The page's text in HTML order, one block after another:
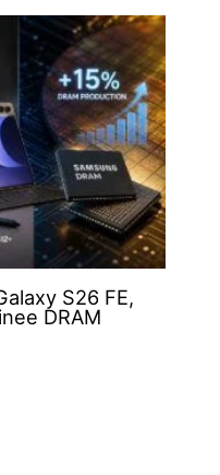
S26 FE,
DRAM